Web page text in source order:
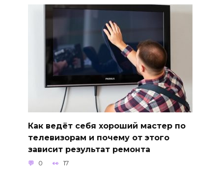
Как ведёт себя хороший мастер по
телевизорам и почему от этого
зависит результат ремонта
0 17